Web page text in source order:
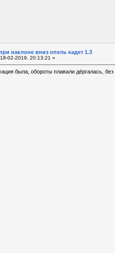
наклоне вниз опель кадет 1.3
18-02-2019, 20:13:21 »
была, обороты плавали дёргалась,